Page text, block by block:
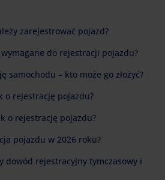
zarejestrować pojazd?
do rejestracji pojazdu?
samochodu – kto może go złożyć?
o rejestrację pojazdu?
o rejestrację pojazdu?
pojazdu w 2026 roku?
dowód rejestracyjny tymczasowy i